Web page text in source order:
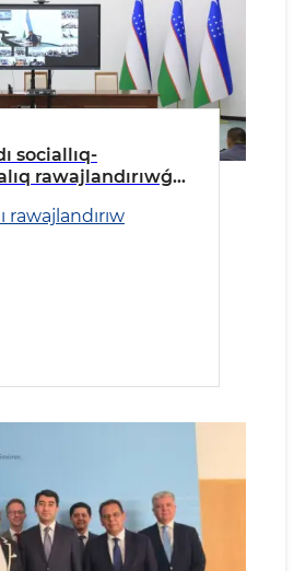
sociallıq-
rawajlandırıwǵa
rawajlandırıw